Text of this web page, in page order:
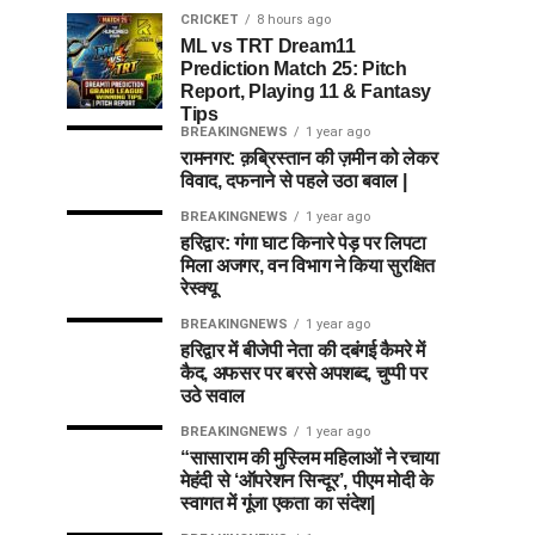
CRICKET 8 hours ago
ML vs TRT Dream11
Prediction Match 25: Pitch
Report, Playing 11 & Fantasy
Tips
BREAKINGNEWS 1 year ago
रामनगर: क़ब्रिस्तान की ज़मीन को लेकर
विवाद, दफनाने से पहले उठा बवाल |
BREAKINGNEWS 1 year ago
हरिद्वार: गंगा घाट किनारे पेड़ पर लिपटा
मिला अजगर, वन विभाग ने किया सुरक्षित
रेस्क्यू
BREAKINGNEWS 1 year ago
हरिद्वार में बीजेपी नेता की दबंगई कैमरे में
कैद, अफसर पर बरसे अपशब्द, चुप्पी पर
उठे सवाल
BREAKINGNEWS 1 year ago
“सासाराम की मुस्लिम महिलाओं ने रचाया
मेहंदी से ‘ऑपरेशन सिन्दूर’, पीएम मोदी के
स्वागत में गूंजा एकता का संदेश|